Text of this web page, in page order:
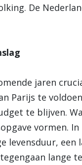
De
jaren
Parijs te
te blijven.
vormen.
levensduur, een
lange